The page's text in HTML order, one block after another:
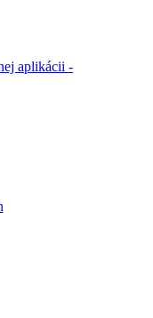
aplikácii -